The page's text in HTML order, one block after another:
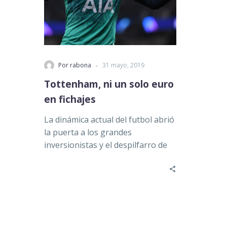
Por rabona - 31 mayo, 2019
Tottenham, ni un solo euro
en fichajes
La dinámica actual del futbol abrió
la puerta a los grandes
inversionistas y el despilfarro de